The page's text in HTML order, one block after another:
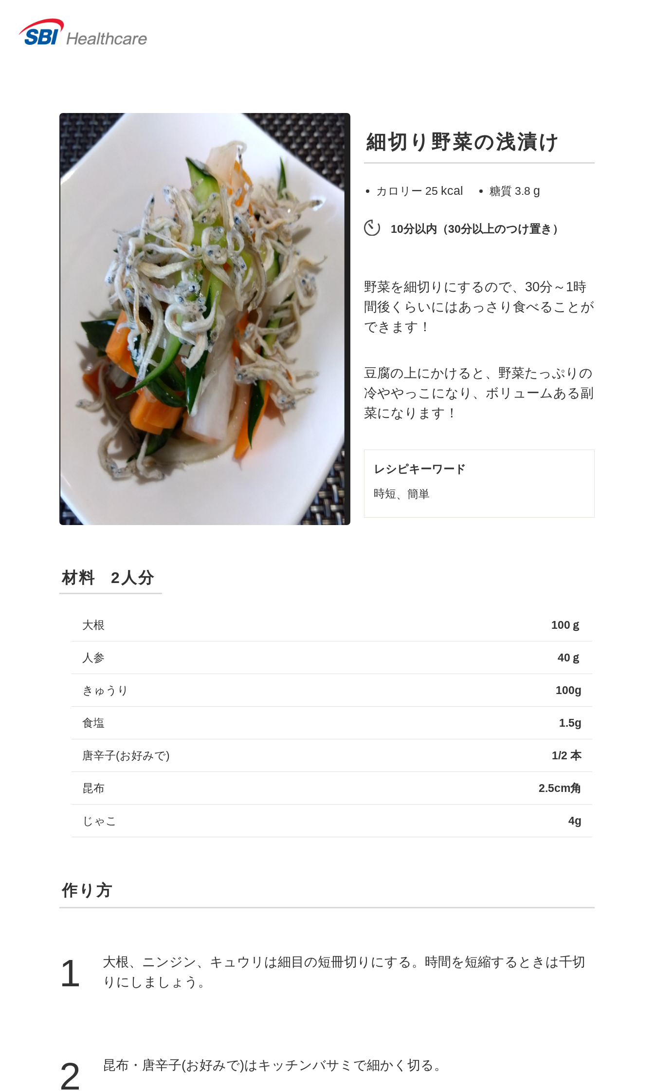
細切り野菜の浅漬け
カロリー 25 kcal 糖質 3.8 g
10分以内（30分以上のつけ置き）
野菜を細切りにするので、30分～1時
間後くらいにはあっさり食べることが
できます！
豆腐の上にかけると、野菜たっぷりの
冷ややっこになり、ボリュームある副
菜になります！
レシピキーワード
時短
簡単
材料 2人分
大根 100ｇ
人参 40ｇ
きゅうり 100g
食塩 1.5g
唐辛子(お好みで) 1/2 本
昆布 2.5cm角
じゃこ 4g
作り方
1
大根、ニンジン、キュウリは細目の短冊切りにする。時間を短縮するときは千切
りにしましょう。
2 昆布・唐辛子(お好みで)はキッチンバサミで細かく切る。